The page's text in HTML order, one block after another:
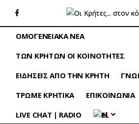
ΟΜΟΓΕΝΕΙΑΚΑ ΝΕΑ
ΤΩΝ ΚΡΗΤΩΝ ΟΙ ΚΟΙΝΟΤΗΤΕΣ
ΕΙΔΗΣΕΙΣ ΑΠΟ ΤΗΝ ΚΡΗΤΗ
ΤΡΩΜΕ ΚΡΗΤΙΚΑ
ΕΠΙΚΟΙΝΩΝΙΑ
LIVE CHAT | RADIO
EL